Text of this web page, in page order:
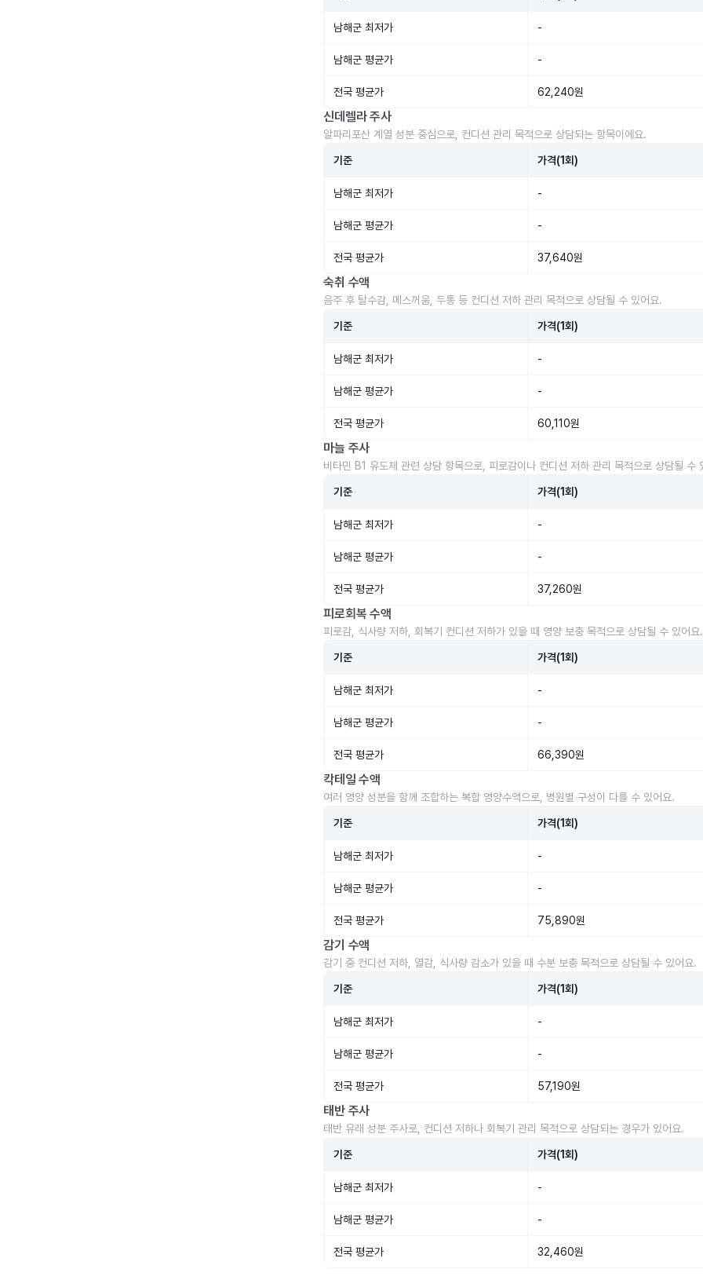
남해군 최저가 -
남해군 평균가 -
전국 평균가 62,240원
신데렐라 주사
알파리포산 계열 성분 중심으로, 컨디션 관리 목적으로 상담되는 항목이에요.
기준 가격(1회)
남해군 최저가 -
남해군 평균가 -
전국 평균가 37,640원
숙취 수액
음주 후 탈수감, 메스꺼움, 두통 등 컨디션 저하 관리 목적으로 상담될 수 있어요.
기준 가격(1회)
남해군 최저가 -
남해군 평균가 -
전국 평균가 60,110원
마늘 주사
비타민 B1 유도체 관련 상담 항목으로, 피로감이나 컨디션 저하 관리 목적으로 상담될 수
기준 가격(1회)
남해군 최저가 -
남해군 평균가 -
전국 평균가 37,260원
피로회복 수액
피로감, 식사량 저하, 회복기 컨디션 저하가 있을 때 영양 보충 목적으로 상담될 수 있어요.
기준 가격(1회)
남해군 최저가 -
남해군 평균가 -
전국 평균가 66,390원
칵테일 수액
여러 영양 성분을 함께 조합하는 복합 영양수액으로, 병원별 구성이 다를 수 있어요.
기준 가격(1회)
남해군 최저가 -
남해군 평균가 -
전국 평균가 75,890원
감기 수액
감기 중 컨디션 저하, 열감, 식사량 감소가 있을 때 수분 보충 목적으로 상담될 수 있어요.
기준 가격(1회)
남해군 최저가 -
남해군 평균가 -
전국 평균가 57,190원
태반 주사
태반 유래 성분 주사로, 컨디션 저하나 회복기 관리 목적으로 상담되는 경우가 있어요.
기준 가격(1회)
남해군 최저가 -
남해군 평균가 -
전국 평균가 32,460원